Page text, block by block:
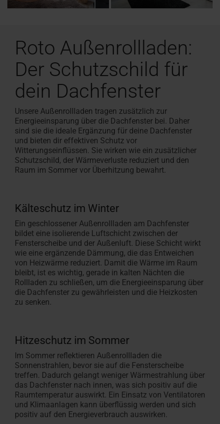
Roto Außenrollladen:
Der Schutzschild für
dein Dachfenster
Unsere Außenrollladen tragen zusätzlich zur
Energieeinsparung über die Dachfenster bei. Daher
sind sie die ideale Ergänzung für deine Dachfenster
und bieten dir effektiven Schutz vor
Witterungseinflüssen. Sie wirken wie ein zusätzlicher
Schutzschild, der Wärmeverluste reduziert und den
Raum im Sommer vor Überhitzung bewahrt.
Kälteschutz im Winter
Ein geschlossener Außenrollladen am Dachfenster
bildet eine isolierende Luftschicht zwischen der
Fensterscheibe und der Außenluft. Diese Schicht wirkt
wie eine ergänzende Dämmung, die das Entweichen
von Heizwärme reduziert. Damit die Wärme im Raum
bleibt, ist es wichtig, gerade in kalten Nächten die
Rollladen zu schließen, um die Energieeinsparung über
die Dachfenster zu gewährleisten und die Heizkosten
zu senken.
Hitzeschutz im Sommer
Im Sommer reflektieren Außenrollladen die
Sonnenstrahlen, bevor sie auf die Fensterscheibe
treffen. Dadurch gelangt weniger Wärmestrahlung über
das Dachfenster nach innen, was sich positiv auf die
Raumtemperatur auswirkt. Ein Einsatz von Ventilatoren
und Klimaanlagen kann überflüssig werden und sich
positiv auf den Energieverbrauch auswirken.